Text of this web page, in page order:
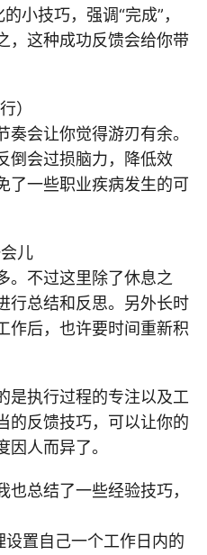
小技巧，强调“完成”，
，这种成功反馈会给你带
）
会让你觉得游刃有余。
倒会过损脑力，降低效
了一些职业疾病发生的可
儿
。不过这里除了休息之
行总结和反思。另外长时
作后，也许要时间重新积
是执行过程的专注以及工
的反馈技巧，可以让你的
人而异了。
总结了一些经验技巧，
置自己一个工作日内的